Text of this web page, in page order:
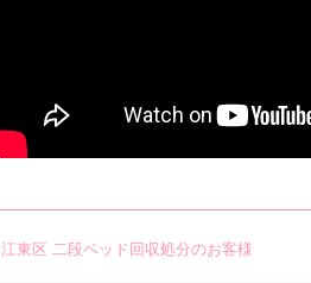
江東区 二段ベッド回収処分のお客様